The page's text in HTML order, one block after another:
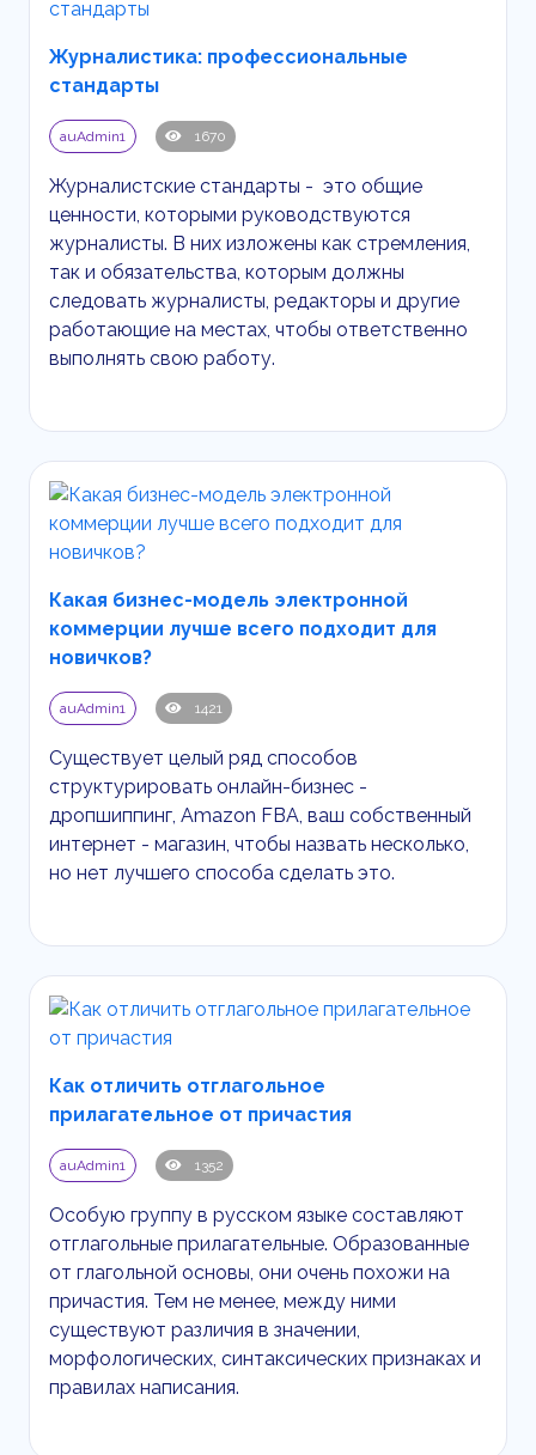
Журналистика: профессиональные
стандарты
auAdmin1 1670
Журналистские стандарты - это общие
ценности, которыми руководствуются
журналисты. В них изложены как стремления,
так и обязательства, которым должны
следовать журналисты, редакторы и другие
работающие на местах, чтобы ответственно
выполнять свою работу.
Какая бизнес-модель электронной
коммерции лучше всего подходит для
новичков?
auAdmin1 1421
Существует целый ряд способов
структурировать онлайн-бизнес -
дропшиппинг, Amazon FBA, ваш собственный
интернет - магазин, чтобы назвать несколько,
но нет лучшего способа сделать это.
Как отличить отглагольное
прилагательное от причастия
auAdmin1 1352
Особую группу в русском языке составляют
отглагольные прилагательные. Образованные
от глагольной основы, они очень похожи на
причастия. Тем не менее, между ними
существуют различия в значении,
морфологических, синтаксических признаках и
правилах написания.